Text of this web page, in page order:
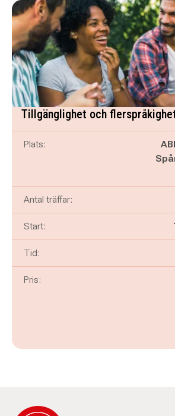
Tillgänglighet och
Plats:
Antal träffar:
Start:
Tid:
Pris: